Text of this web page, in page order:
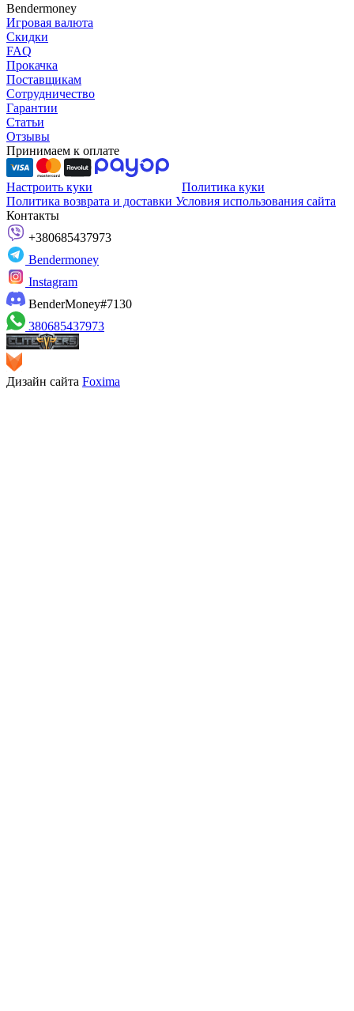
Bendermoney
Игровая валюта
Скидки
FAQ
Прокачка
Поставщикам
Сотрудничество
Гарантии
Статьи
Отзывы
Принимаем к оплате
Настроить куки
Политика куки
Политика возврата и доставки Условия использования сайта
Контакты
+380685437973
Bendermoney
Instagram
BenderMoney#7130
380685437973
Дизайн сайта Foxima